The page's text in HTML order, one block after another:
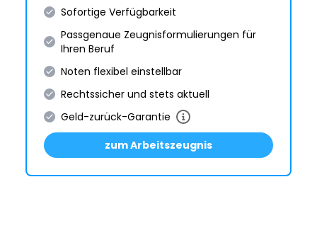
Sofortige Verfügbarkeit
Passgenaue Zeugnis­formulie­rungen für
Ihren Beruf
Noten flexibel einstellbar
Rechtssicher und stets aktuell
Geld-zurück-Garantie
zum Arbeitszeugnis